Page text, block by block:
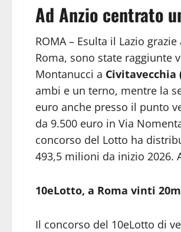
Ad Anzio centrato
ROMA – Esulta il Lazio
Roma, sono state raggiunte
Montanucci a Civitavecchia
ambi e un terno, mentre la
euro anche presso il punto
da 9.500 euro in Via
concorso del Lotto ha
493,5 milioni da inizio 2026.
10eLotto, a Roma vinti
Il concorso del 10eLotto di